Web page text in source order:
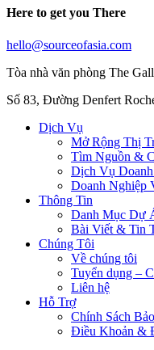
Here to get you There
hello@sourceofasia.com
Tòa nhà văn phòng The
Số 83, Đường Denfert
Dịch Vụ
Mở Rộng Thị
Tìm Nguồn &
Dịch Vụ
Doanh Nghiệp
Thông Tin
Danh Mục Dự
Bài Viết & Tin
Chúng Tôi
Về chúng tôi
Tuyển dụng –
Liên hệ
Hỗ Trợ
Chính Sách
Điều Khoản &